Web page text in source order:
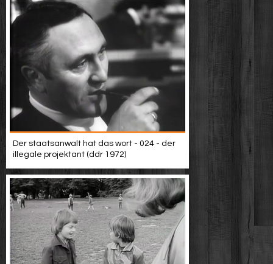
Der staatsanwalt hat das wort - 024 - der
illegale projektant (ddr 1972)